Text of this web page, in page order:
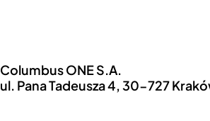
Columbus ONE S.A.
ul. Pana Tadeusza 4, 30-727